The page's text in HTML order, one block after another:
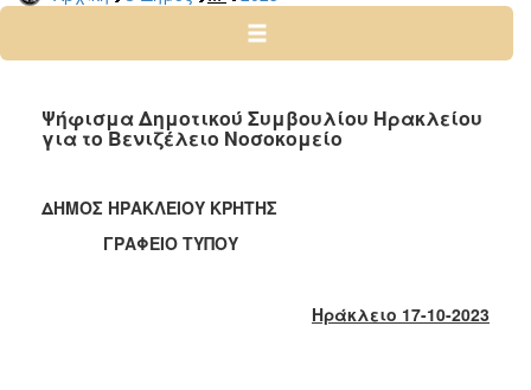
2024
2022
2020
2019
Ψήφισμα Δημοτικού Συμβουλίου Ηρακλείου
για το Βενιζέλειο Νοσοκομείο
ΔΗΜΟΣ ΗΡΑΚΛΕΙΟΥ ΚΡΗΤΗΣ
ΓΡΑΦΕΙΟ ΤΥΠΟΥ
Ηράκλειο 17-10-2023